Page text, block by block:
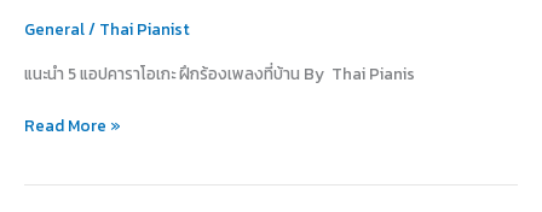
General/ Thai Pianist
แนะนำ 5 แอปคาราโอเกะ ฝึกร้องเพลงที่บ้าน By Thai Pianis
ฝึก
เพลง
Read More »